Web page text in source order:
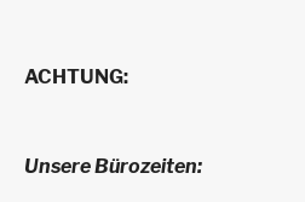
ACHTUNG:
Unsere Bürozeiten: